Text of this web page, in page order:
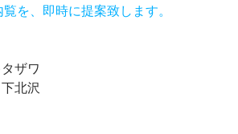
を、即時に提案致します。
ザワ
北沢